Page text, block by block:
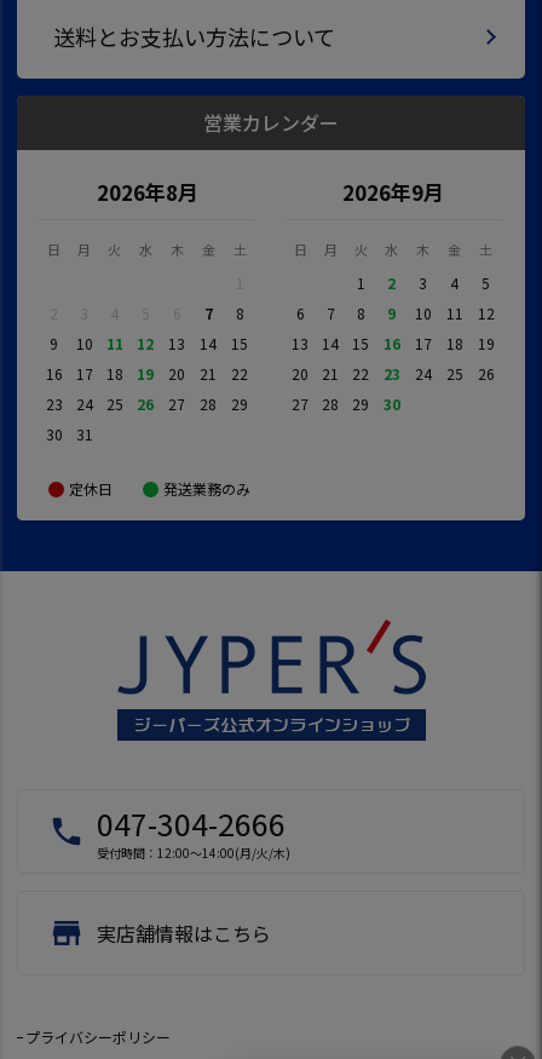
送料とお支払い方法について
営業カレンダー
2026年8月
日 月 火 水 木 金 土
1
2
3 4 5 6 7
8
9
10 11 12 13 14
15
16
17 18 19 20 21
22
23
24 25 26 27 28
29
30
31
2026年9月
日 月 火 水 木 金 土
1 2 3 4
5
6
7 8 9 10 11
12
13
14 15 16 17 18
19
20
21 22 23 24 25
26
27
28 29 30
定休日 発送業務のみ
local_phone 047-304-2666
受付時間：12:00～14:00(月/火/木)
store 実店舗情報はこちら
プライバシーポリシー